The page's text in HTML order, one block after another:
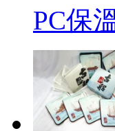
PC保